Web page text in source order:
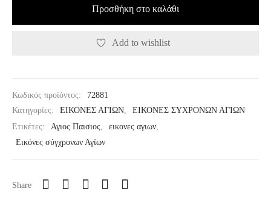
Προσθήκη στο καλάθι
Add to wishlist
Κωδικός προϊόντος:
72881
Κατηγορίες:
ΕΙΚΟΝΕΣ ΑΓΙΩΝ
ΕΙΚΟΝΕΣ ΣΥΧΡΟΝΩΝ ΑΓΙΩΝ
Ετικέτες:
Αγιος Παισιος εικονες αγιων
Εικόνες σύγχρονων Αγίων
Share